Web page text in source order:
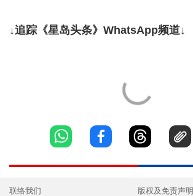
↓追踪《星岛头条》WhatsApp频道↓
联络我们 版权及免责声明